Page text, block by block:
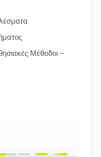
Μέθοδοι –